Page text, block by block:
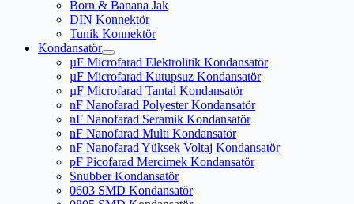
Born & Banana Jak
DIN Konnektör
Tunik Konnektör
Kondansatör
µF Microfarad Elektrolitik Kondansatör
µF Microfarad Kutupsuz Kondansatör
µF Microfarad Tantal Kondansatör
nF Nanofarad Polyester Kondansatör
nF Nanofarad Seramik Kondansatör
nF Nanofarad Multi Kondansatör
nF Nanofarad Yüksek Voltaj Kondansatör
pF Picofarad Mercimek Kondansatör
Snubber Kondansatör
0603 SMD Kondansatör